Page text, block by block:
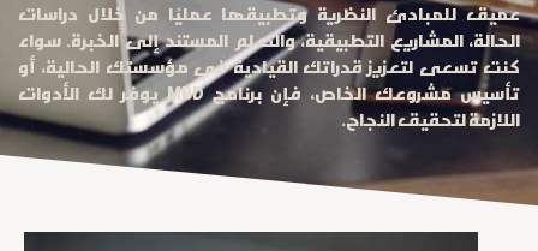
عميق للمبادئ النظرية وتطبيقها عمليًا من خلال دراسات
الحالة، المشاريع التطبيقية، والتعلم المستند إلى الخبرة. سواء
كنت تسعى لتعزيز قدراتك القيادية في مؤسستك الحالية، أو
تأسيس مشروعك الخاص، فإن برنامج MBD يوفر لك الأدوات
اللازمة لتحقيق النجاح.